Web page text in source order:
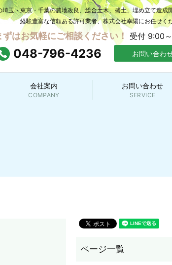
玉・東京・千葉の農地改良、総合土木、盛土、埋め立て造成
経験豊富な信頼ある許可業者、株式会社幸陽にお任せく
ずはお気軽にご相談ください！ 受付 9:00
048-796-4236 お問い合わ
会社案内
COMPANY
お問い合わせ
SERVICE